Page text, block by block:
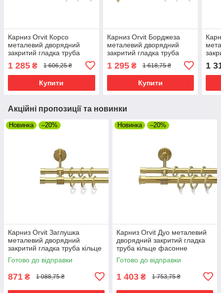
Карниз Orvit Корсо
металевий дворядний
закритий гладка труба
кільце фасонне металеве
Золото 19\16 мм 200 см
(00-00009335)
1 285 ₴ 1 606,25 ₴
Купити
Карниз Orvit Борджеза
металевий дворядний
закритий гладка труба
кільце фасонне металеве
Золото 19\16 мм 200 см
(00-00009311)
1 295₴ 1 618,75 ₴
Купити
(00-
1
Акційні пропозиції та новинки
Новинка –20%
Карниз Orvit Заглушка
металевий дворядний
закритий гладка труба кільце
металеве Золото 16\16 мм
240 см (00-00014513)
Готово до відправки
871 ₴ 1 088,75 ₴
Новинка –20%
Карниз Orvit Дуо металевий
дворядний закритий гладка
труба кільце фасонне
металеве Золото 19\16 мм
240 см (00-00009328)
Готово до відправки
1 403 ₴ 1 753,75 ₴